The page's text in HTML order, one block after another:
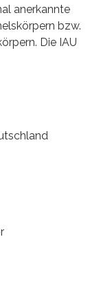
anerkannte
bzw.
Die IAU